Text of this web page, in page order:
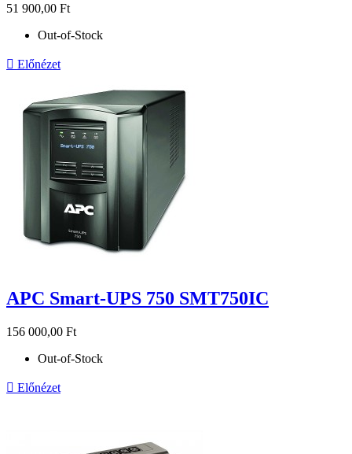
51 900,00 Ft
Out-of-Stock
 Előnézet
APC Smart-UPS 750 SMT750IC
156 000,00 Ft
Out-of-Stock
 Előnézet